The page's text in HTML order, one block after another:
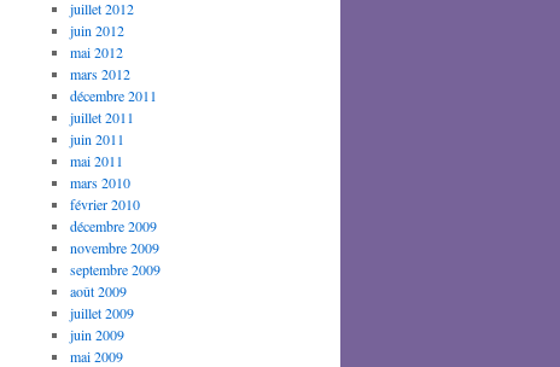
juillet 2012
juin 2012
mai 2012
mars 2012
décembre 2011
juillet 2011
juin 2011
mai 2011
mars 2010
février 2010
décembre 2009
novembre 2009
septembre 2009
août 2009
juillet 2009
juin 2009
mai 2009